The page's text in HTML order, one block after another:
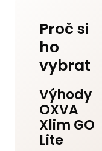
Proč si
ho
vybrat
Výhody
OXVA
Xlim GO
Lite